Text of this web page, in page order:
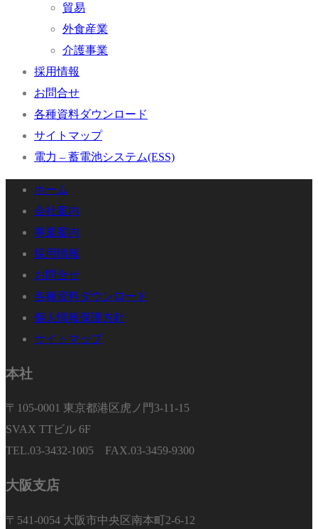
貿易
外食産業
介護事業
採用情報
お問合せ
各種資料ダウンロード
サイトマップ
電力 – 蓄電池システム(ESS)
ホーム
会社案内
事業案内
採用情報
お問合せ
各種資料ダウンロード
個人情報保護方針
サイトマップ
本社
〒105-0001 東京都港区虎ノ門3-11-15
SVAX TTビル 6F
TEL.03-3432-1005 FAX.03-3459-9300
大阪支店
〒541-0054 大阪市中央区南本町2-6-12